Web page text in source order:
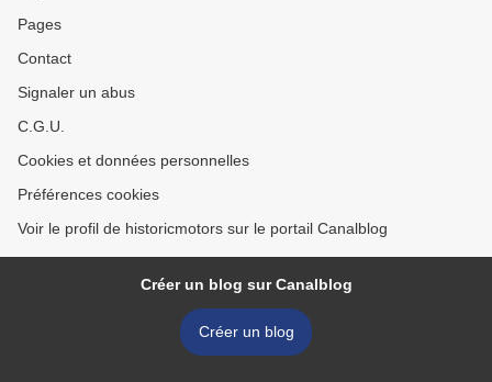
Pages
Contact
Signaler un abus
C.G.U.
Cookies et données personnelles
Préférences cookies
Voir le profil de historicmotors sur le portail Canalblog
Créer un blog sur Canalblog
Créer un blog